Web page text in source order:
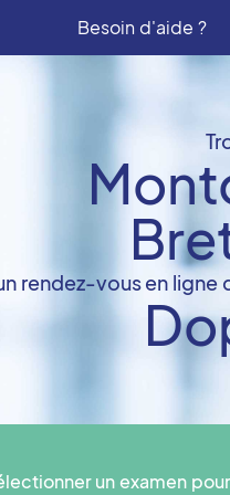
Besoin d'aide ?
rendez-vous en ligne
un examen